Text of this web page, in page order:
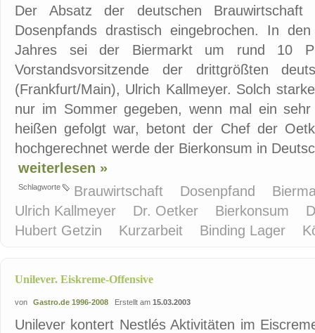
Der Absatz der deutschen
Dosenpfands drastisch eingebrochen. In
Jahres sei der Biermarkt um rund 10
Vorstandsvorsitzende der drittgrößten
(Frankfurt/Main), Ulrich Kallmeyer. Solch
nur im Sommer gegeben, wenn mal ein
heißen gefolgt war, betont der Chef der
hochgerechnet werde der Bierkonsum in
weiterlesen »
Schlagworte Brauwirtschaft Dosenpfand
Ulrich Kallmeyer
Dr. Oetker Bierkonsum
Hubert Getzin
Kurzarbeit Binding Lager
Unilever. Eiskreme-Offensive
von Gastro.de 1996-2008 Erstellt am 15.03.2003
Unilever kontert Nestlés Aktivitäten im